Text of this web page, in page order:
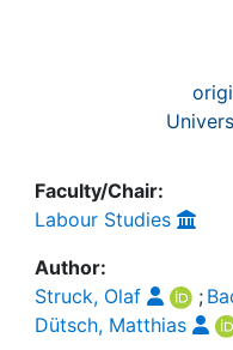
Faculty/Chair:
Labour Studies
Author:
Struck, Olaf
;
Dütsch, Matthias